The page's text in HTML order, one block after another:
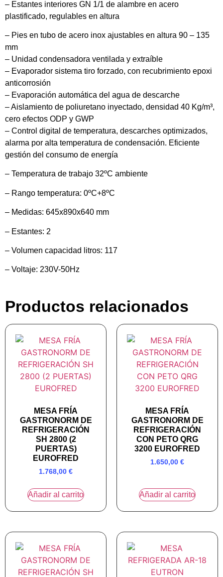
– Estantes interiores GN 1/1 de alambre en acero
plastificado, regulables en altura
– Pies en tubo de acero inox ajustables en altura 90 – 135
mm
– Unidad condensadora ventilada y extraíble
– Evaporador sistema tiro forzado, con recubrimiento epoxi
anticorrosión
– Evaporación automática del agua de descarche
– Aislamiento de poliuretano inyectado, densidad 40 Kg/m³,
cero efectos ODP y GWP
– Control digital de temperatura, descarches optimizados,
alarma por alta temperatura de condensación. Eficiente
gestión del consumo de energía
– Temperatura de trabajo 32ºC ambiente
– Rango temperatura: 0ºC+8ºC
– Medidas: 645x890x640 mm
– Estantes: 2
– Volumen capacidad litros: 117
– Voltaje: 230V-50Hz
Productos relacionados
MESA FRÍA
GASTRONORM DE
REFRIGERACIÓN
SH 2800 (2
PUERTAS)
EUROFRED
1.768,00 €
Añadir al carrito
MESA FRÍA
GASTRONORM DE
REFRIGERACIÓN
CON PETO QRG
3200 EUROFRED
1.650,00 €
Añadir al carrito